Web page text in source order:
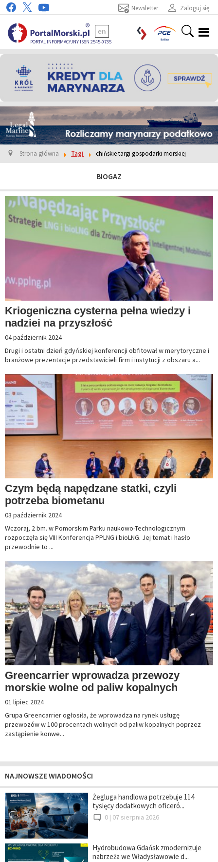
Zaloguj się
Newsletter
PORTAL INFORMACYJNY ISSN 2545-0735
en
Strona główna Tagi chińskie targi gospodarki morskiej
BIOGAZ
Kriogeniczna cysterna pełna wiedzy i
nadziei na przyszłość
04 październik 2024
Drugi i ostatni dzień gdyńskiej konferencji obfitował w merytoryczne i
branżowe prezentacje przedstawicieli firm i instytucji z obszaru a...
Czym będą napędzane statki, czyli
potrzeba biometanu
03 październik 2024
Wczoraj, 2 bm. w Pomorskim Parku naukowo-Technologicznym
rozpoczęła się VIII Konferencja PPLNG i bioLNG. Jej temat i hasło
przewodnie to ...
Greencarrier wprowadza przewozy
morskie wolne od paliw kopalnych
01 lipiec 2024
Grupa Greencarrier ogłosiła, że wprowadza na rynek usługę
przewozów w 100 procentach wolnych od paliw kopalnych poprzez
zastąpienie konwe...
NAJNOWSZE WIADOMOŚCI
Żegluga handlowa potrzebuje 114
tysięcy dodatkowych oficeró...
0 | 07 sierpnia 2026
Hydrobudowa Gdańsk zmodernizuje
nabrzeża we Władysławowie d...